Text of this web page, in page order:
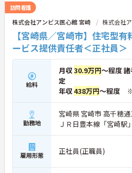
ます。
訪問看護
株式会社アンビス医心館 宮崎 株式会社
【宮崎県／宮崎市】住宅型
ービス提供責任者＜正社員＞
給料
月収30.9万円～程度
定
年収438万円～程度
勤務地
宮崎県 宮崎市 高千穂
ＪＲ日豊本線「宮崎駅
雇用形態 正社員(正職員)